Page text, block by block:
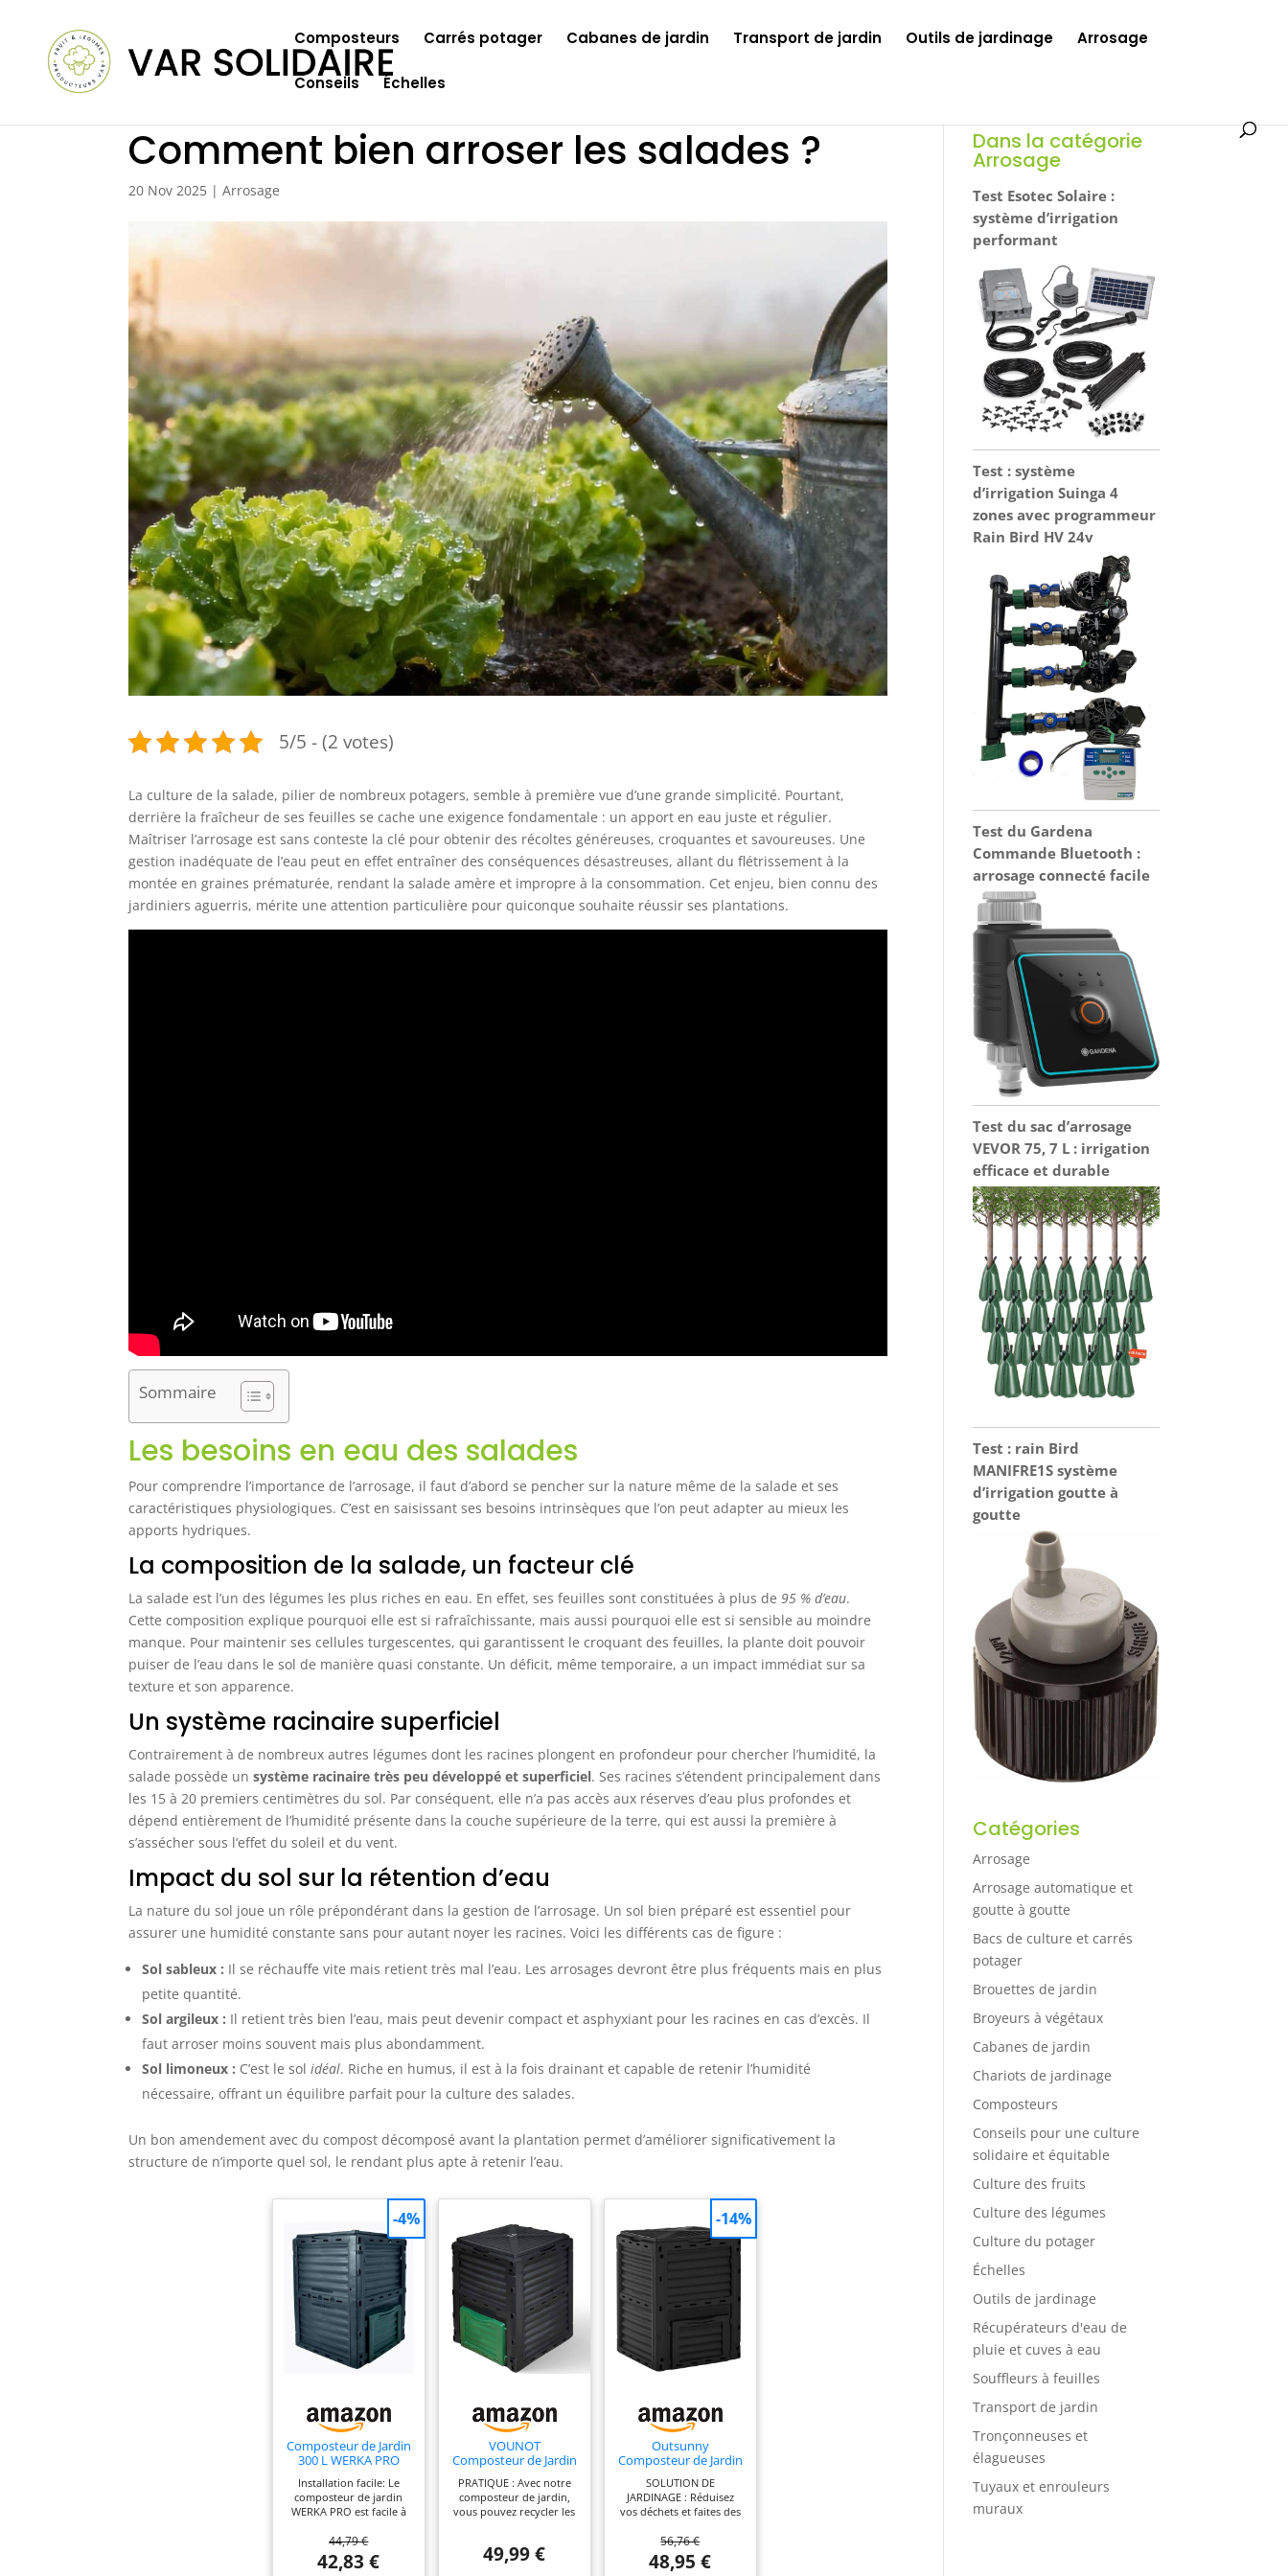
Composteurs Carrés potager Cabanes de jardin Transport de jardin Outils de jardinage Arrosage
Conseils Échelles
Comment bien arroser les salades ?
20 Nov 2025 |Arrosage
5/5 - (2 votes)
La culture de la salade, pilier de nombreux potagers, semble à première vue d’une grande simplicité. Pourtant,
derrière la fraîcheur de ses feuilles se cache une exigence fondamentale : un apport en eau juste et régulier.
Maîtriser l’arrosage est sans conteste la clé pour obtenir des récoltes généreuses, croquantes et savoureuses. Une
gestion inadéquate de l’eau peut en effet entraîner des conséquences désastreuses, allant du flétrissement à la
montée en graines prématurée, rendant la salade amère et impropre à la consommation. Cet enjeu, bien connu des
jardiniers aguerris, mérite une attention particulière pour quiconque souhaite réussir ses plantations.
Sommaire
Les besoins en eau des salades
Pour comprendre l’importance de l’arrosage, il faut d’abord se pencher sur la nature même de la salade et ses
caractéristiques physiologiques. C’est en saisissant ses besoins intrinsèques que l’on peut adapter au mieux les
apports hydriques.
La composition de la salade, un facteur clé
La salade est l’un des légumes les plus riches en eau. En effet, ses feuilles sont constituées à plus de95 % d’eau.
Cette composition explique pourquoi elle est si rafraîchissante, mais aussi pourquoi elle est si sensible au moindre
manque. Pour maintenir ses cellules turgescentes, qui garantissent le croquant des feuilles, la plante doit pouvoir
puiser de l’eau dans le sol de manière quasi constante. Un déficit, même temporaire, a un impact immédiat sur sa
texture et son apparence.
Un système racinaire superficiel
Contrairement à de nombreux autres légumes dont les racines plongent en profondeur pour chercher l’humidité, la
salade possède unsystème racinaire très peu développé et superficiel. Ses racines s’étendent principalement dans
les 15 à 20 premiers centimètres du sol. Par conséquent, elle n’a pas accès aux réserves d’eau plus profondes et
dépend entièrement de l’humidité présente dans la couche supérieure de la terre, qui est aussi la première à
s’assécher sous l’effet du soleil et du vent.
Impact du sol sur la rétention d’eau
La nature du sol joue un rôle prépondérant dans la gestion de l’arrosage. Un sol bien préparé est essentiel pour
assurer une humidité constante sans pour autant noyer les racines. Voici les différents cas de figure :
Sol sableux : Il se réchauffe vite mais retient très mal l’eau. Les arrosages devront être plus fréquents mais en plus
petite quantité.
Sol argileux : Il retient très bien l’eau, mais peut devenir compact et asphyxiant pour les racines en cas d’excès. Il
faut arroser moins souvent mais plus abondamment.
Sol limoneux : C’est le solidéal. Riche en humus, il est à la fois drainant et capable de retenir l’humidité
nécessaire, offrant un équilibre parfait pour la culture des salades.
Un bon amendement avec du compost décomposé avant la plantation permet d’améliorer significativement la
structure de n’importe quel sol, le rendant plus apte à retenir l’eau.
Composteur de Jardin
300 L WERKA PRO
Installation facile: Le
composteur de jardin
WERKA PRO est facile à
aucun outil pour son
assemblage. De plus, son
design permet de le
44,79 €
42,83 €
-4%
VOUNOT
Composteur de Jardin
Supérieure Bac
Composteur pour
Jardin Déchets Bac à
Polypropylène
Résistant aux Chocs
PRATIQUE : Avec notre
composteur de jardin,
vous pouvez recycler les
en un terreau riche et
49,99 €
Outsunny
Composteur de Jardin
Jardin 48 Aérations
Noir
SOLUTION DE
JARDINAGE : Réduisez
vos déchets et faites des
un composteur à votre
espace vert. Il suffit de le
remplir avec vos déchets
56,76 €
48,95 €
-14%
Dans la catégorie
Arrosage
Test Esotec Solaire :
système d’irrigation
performant
Test : système
d’irrigation Suinga 4
zones avec programmeur
Rain Bird HV 24v
Test du Gardena
Commande Bluetooth :
arrosage connecté facile
Test du sac d’arrosage
VEVOR 75, 7 L : irrigation
efficace et durable
Test : rain Bird
MANIFRE1S système
d’irrigation goutte à
goutte
Catégories
Arrosage
Arrosage automatique et
goutte à goutte
Bacs de culture et carrés
potager
Brouettes de jardin
Broyeurs à végétaux
Cabanes de jardin
Chariots de jardinage
Composteurs
Conseils pour une culture
solidaire et équitable
Culture des fruits
Culture des légumes
Culture du potager
Échelles
Outils de jardinage
Récupérateurs d'eau de
pluie et cuves à eau
Souffleurs à feuilles
Transport de jardin
Tronçonneuses et
élagueuses
Tuyaux et enrouleurs
muraux